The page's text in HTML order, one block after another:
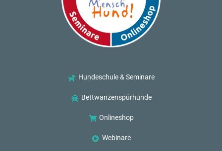
Hundeschule & Seminare
Bettwanzenspürhunde
Onlineshop
Webinare